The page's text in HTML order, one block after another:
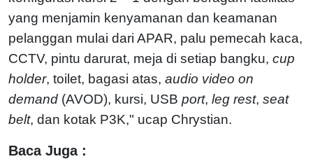
yang menjamin kenyamanan dan keamanan
pelanggan mulai dari APAR, palu pemecah kaca,
CCTV, pintu darurat, meja di setiap bangku, cup
holder, toilet, bagasi atas, audio video on
demand (AVOD), kursi, USB port, leg rest, seat
belt, dan kotak P3K," ucap Chrystian.
Baca Juga :